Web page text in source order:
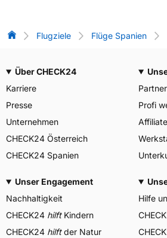
Flug-Vergleich
Flugziele Flüge Spanien
Über CHECK24
Karriere
Presse
Unternehmen
CHECK24 Österreich
CHECK24 Spanien
Profi
Unser Engagement
Nachhaltigkeit
CHECK24 hilftKindern
CHECK24 hilftder Natur
Hilfe